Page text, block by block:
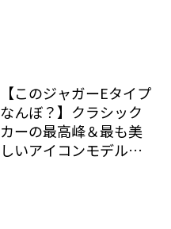
【このジャガーEタイプ
なんぼ？】クラシック
カーの最高峰＆最も美
しいアイコンモデルの